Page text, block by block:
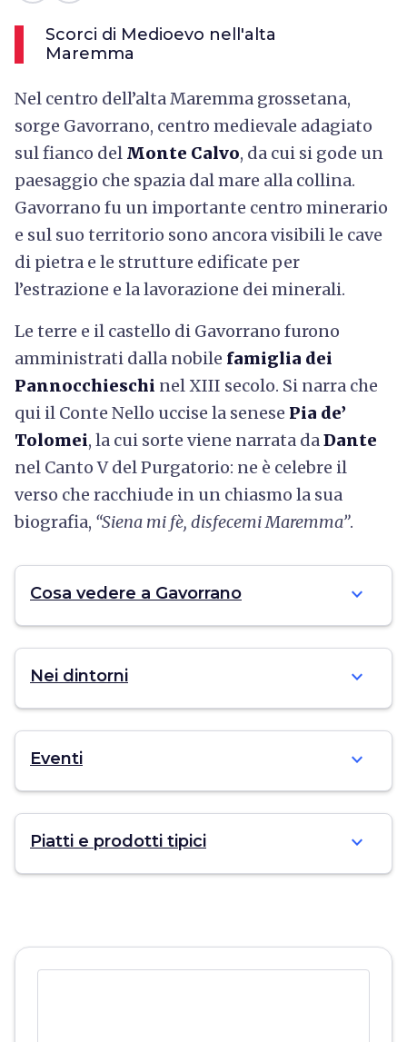
Scorci di Medioevo nell'alta
Maremma
Nel centro dell’alta Maremma grossetana,
sorge Gavorrano, centro medievale adagiato
sul fianco del Monte Calvo, da cui si gode un
paesaggio che spazia dal mare alla collina.
Gavorrano fu un importante centro minerario
e sul suo territorio sono ancora visibili le cave
di pietra e le strutture edificate per
l’estrazione e la lavorazione dei minerali.
Le terre e il castello di Gavorrano furono
amministrati dalla nobile famiglia dei
Pannocchieschi nel XIII secolo. Si narra che
qui il Conte Nello uccise la senese Pia de’
Tolomei, la cui sorte viene narrata daDante
nel Canto V del Purgatorio: ne è celebre il
verso che racchiude in un chiasmo la sua
biografia, “Siena mi fè, disfecemi Maremma”.
Cosa vedere a Gavorrano expand_more
Nei dintorni expand_more
Eventi expand_more
Piatti e prodotti tipici expand_more